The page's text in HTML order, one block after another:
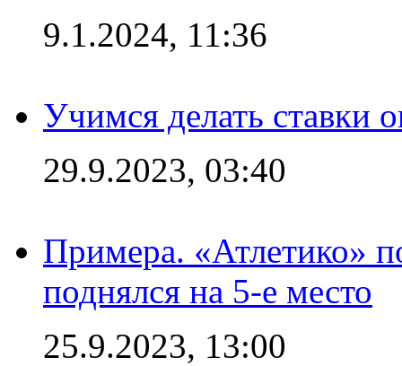
9.1.2024, 11:36
Учимся делать ставки
29.9.2023, 03:40
Примера. «Атлетико»
поднялся на 5-е место
25.9.2023, 13:00